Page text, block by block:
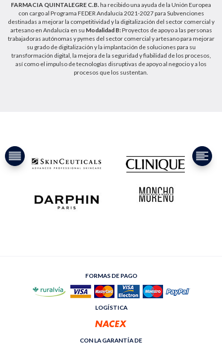
FARMACIA QUINTALEGRE C.B. ha recibido una ayuda de la Unión Europea
con cargo al Programa FEDER Andalucía 2021-2027 para Subvenciones
destinadas a mejorar la competitividad y la digitalización del sector comercial y
artesano en Andalucía en su Modalidad B:Proyectos de apoyo a las personas
trabajadoras autónomas y pymes del sector comercial y artesano para mejorar
su grado de digitalización y la implantación de soluciones para su
transformación digital, la mejora de la seguridad y fiabilidad de los procesos,
así como el impulso de tecnologías disruptivas de apoyo al negocio y a los
procesos que los sustentan.
FORMAS DE PAGO
LOGÍSTICA
CON LA GARANTÍA DE